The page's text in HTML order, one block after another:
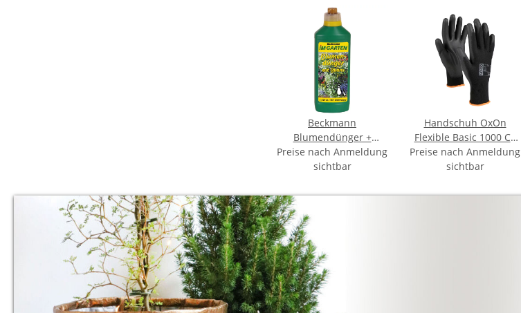
Beckmann
Blumendünger +
Guano 1 Liter
Preise nach Anmeldung
sichtbar
Handschuh OxOn
Flexible Basic 1000 CE
07
Preise nach Anmeldung
sichtbar